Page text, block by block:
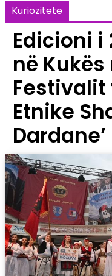
Kuriozitete
Edicioni
në
Festivalit
Etnike
Dardane’